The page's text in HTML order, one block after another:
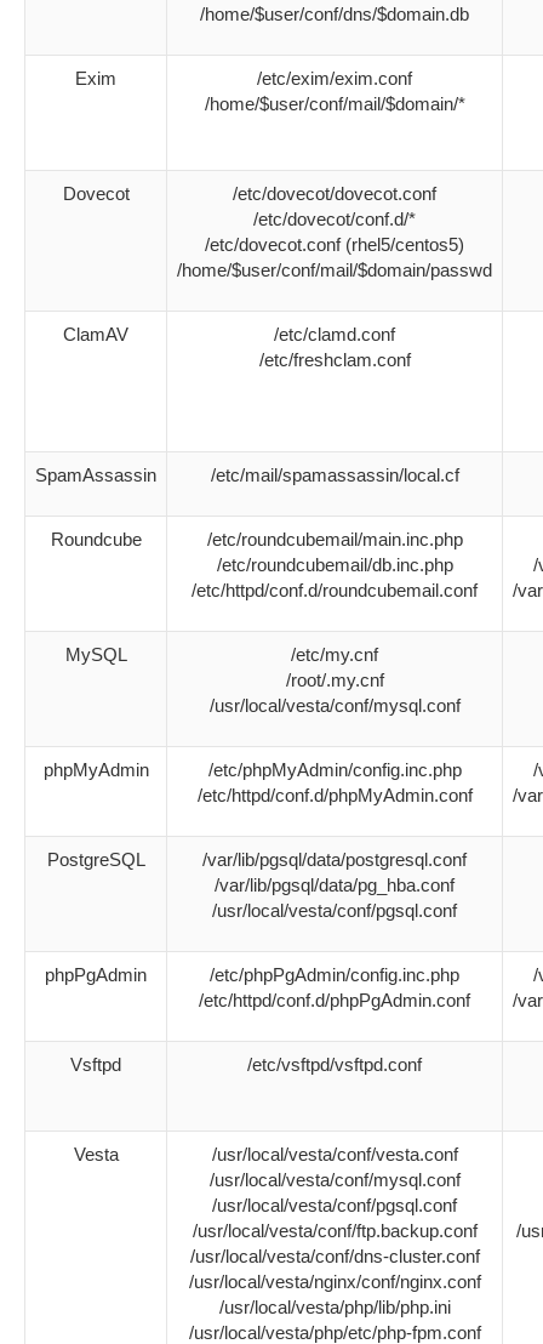
/home/$user/conf/dns/$domain.db
Exim
/etc/exim/exim.conf
/home/$user/conf/mail/$domain/*
Dovecot
/etc/dovecot/dovecot.conf
/etc/dovecot/conf.d/*
/etc/dovecot.conf (rhel5/centos5)
/home/$user/conf/mail/$domain/passwd
ClamAV
/etc/clamd.conf
/etc/freshclam.conf
SpamAssassin /etc/mail/spamassassin/local.cf
Roundcube
/etc/roundcubemail/main.inc.php
/etc/roundcubemail/db.inc.php
/etc/httpd/conf.d/roundcubemail.conf
/
/
MySQL
/etc/my.cnf
/root/.my.cnf
/usr/local/vesta/conf/mysql.conf
phpMyAdmin
/etc/phpMyAdmin/config.inc.php
/etc/httpd/conf.d/phpMyAdmin.conf
/
/
PostgreSQL
/var/lib/pgsql/data/postgresql.conf
/var/lib/pgsql/data/pg_hba.conf
/usr/local/vesta/conf/pgsql.conf
phpPgAdmin
/etc/phpPgAdmin/config.inc.php
/etc/httpd/conf.d/phpPgAdmin.conf
/
/
Vsftpd /etc/vsftpd/vsftpd.conf
Vesta
/usr/local/vesta/conf/vesta.conf
/usr/local/vesta/conf/mysql.conf
/usr/local/vesta/conf/pgsql.conf
/usr/local/vesta/conf/ftp.backup.conf
/usr/local/vesta/conf/dns-cluster.conf
/usr/local/vesta/nginx/conf/nginx.conf
/usr/local/vesta/php/lib/php.ini
/usr/local/vesta/php/etc/php-fpm.conf
/